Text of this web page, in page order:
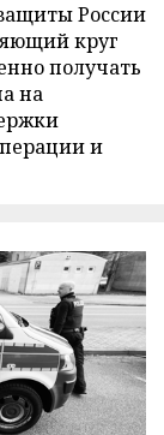
России
круг
получать
на
и